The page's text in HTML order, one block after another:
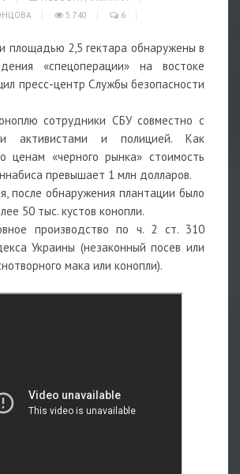
5 740 6
площадью 2,5 гектара обнаружены в
«спецоперации» на востоке
пресс-центр Службы безопасности
сотрудники СБУ совместно с
активистами и полицией. Как
ценам «черного рынка» стоимость
превышает 1 млн долларов.
после обнаружения плантации было
50 тыс. кустов конопли.
производство по ч. 2 ст. 310
Украины (незаконный посев или
мака или конопли).